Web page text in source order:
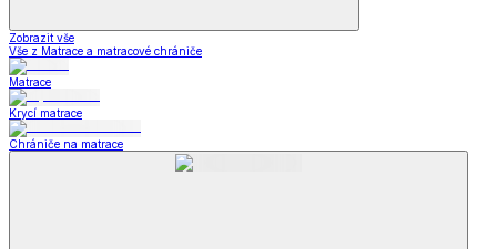
Zobrazit vše
Vše z Matrace a matracové chrániče
Matrace
Krycí matrace
Chrániče na matrace